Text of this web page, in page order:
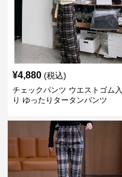
¥4,880 (税込)
チェックパンツ ウエストゴム入
り ゆったりタータンパンツ